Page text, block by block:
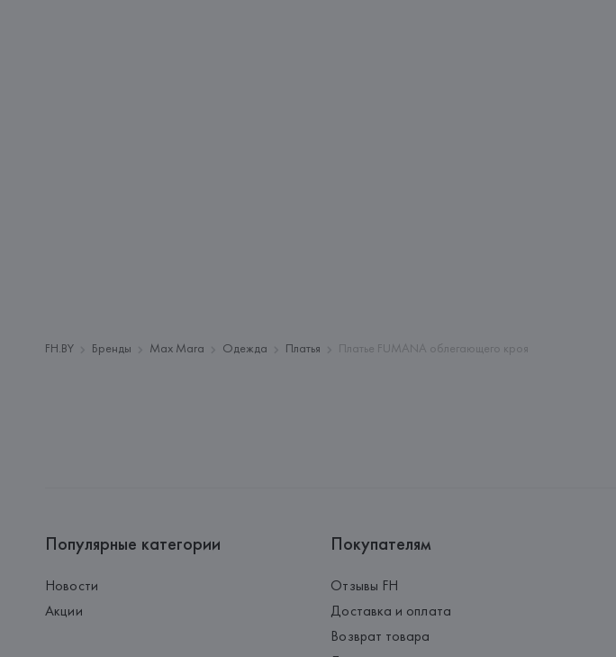
FH.BY Бренды Max Mara Одежда Платья Платье FUMANA облегающего кроя
Популярные категории
Новости
Акции
Покупателям
Отзывы FH
Доставка и оплата
Возврат товара